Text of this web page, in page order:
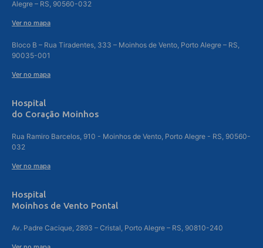
Alegre – RS, 90560-032
Ver no mapa
Bloco B – Rua Tiradentes, 333 – Moinhos de Vento, Porto Alegre – RS,
90035-001
Ver no mapa
Hospital
do Coração Moinhos
Rua Ramiro Barcelos, 910 - Moinhos de Vento, Porto Alegre - RS, 90560-
032
Ver no mapa
Hospital
Moinhos de Vento Pontal
Av. Padre Cacique, 2893 – Cristal, Porto Alegre – RS, 90810-240